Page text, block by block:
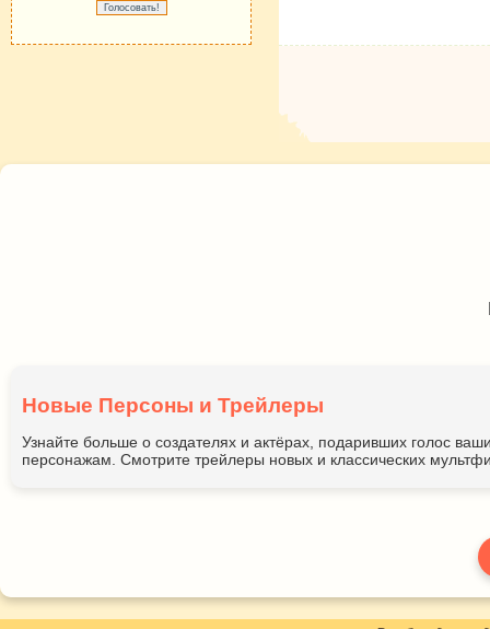
Новые Персоны и Трейлеры
Узнайте больше о создателях и актёрах, подаривших голос
персонажам. Смотрите трейлеры новых и классических